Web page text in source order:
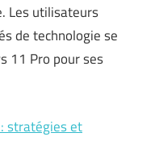
Les utilisateurs
de technologie se
11 Pro pour ses
stratégies et